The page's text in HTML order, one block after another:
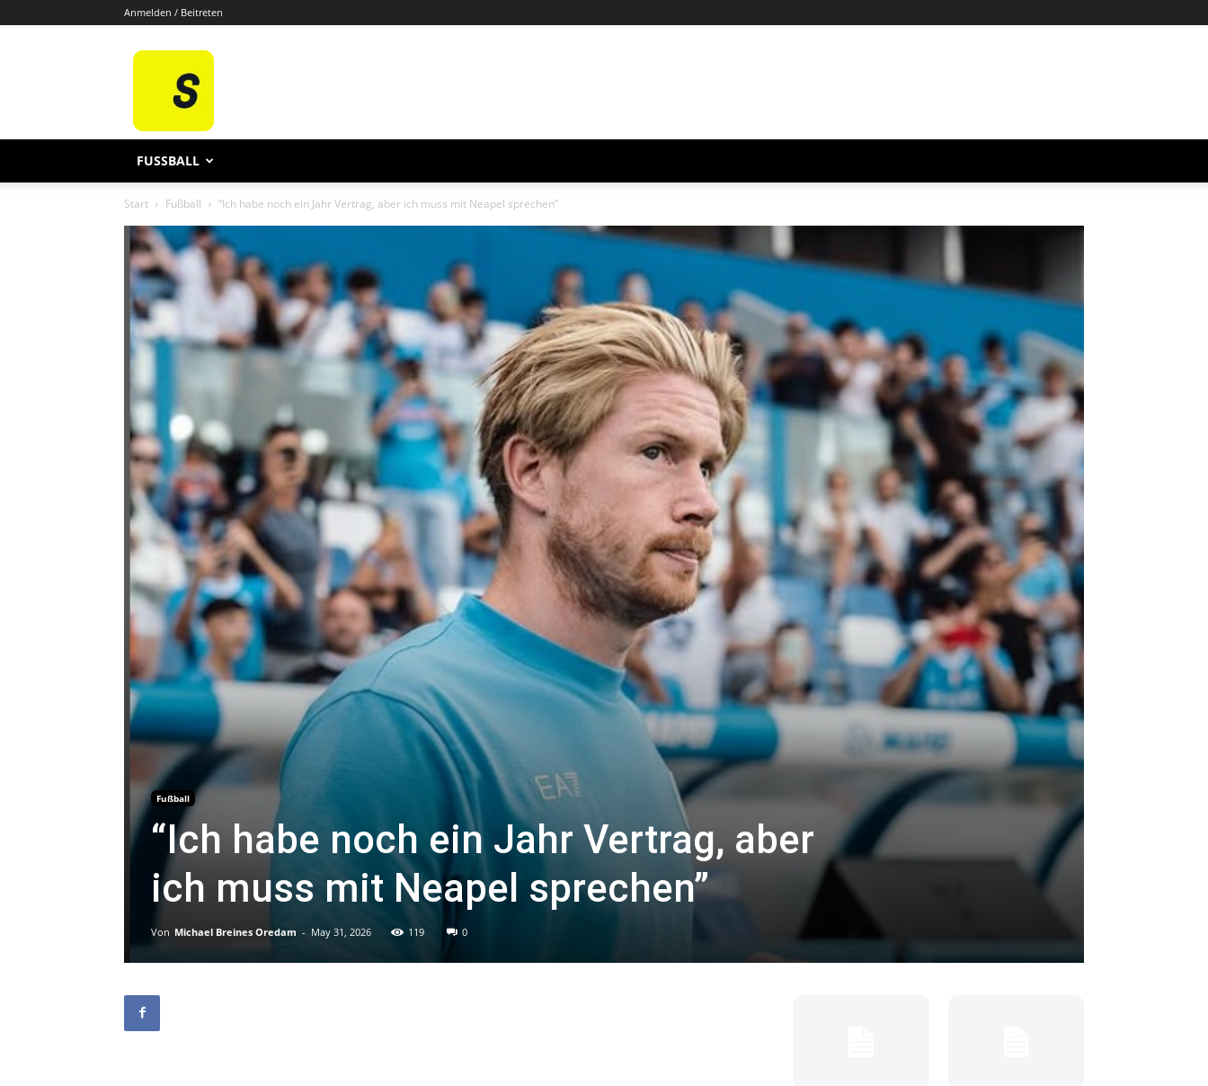
Anmelden / Beitreten
Sporten
FUSSBALL
Start Fußball “Ich habe noch ein Jahr Vertrag, aber ich muss mit Neapel sprechen”
Fußball
“Ich habe noch ein Jahr Vertrag, aber
ich muss mit Neapel sprechen”
Von Michael Breines Oredam - May 31, 2026 119 0